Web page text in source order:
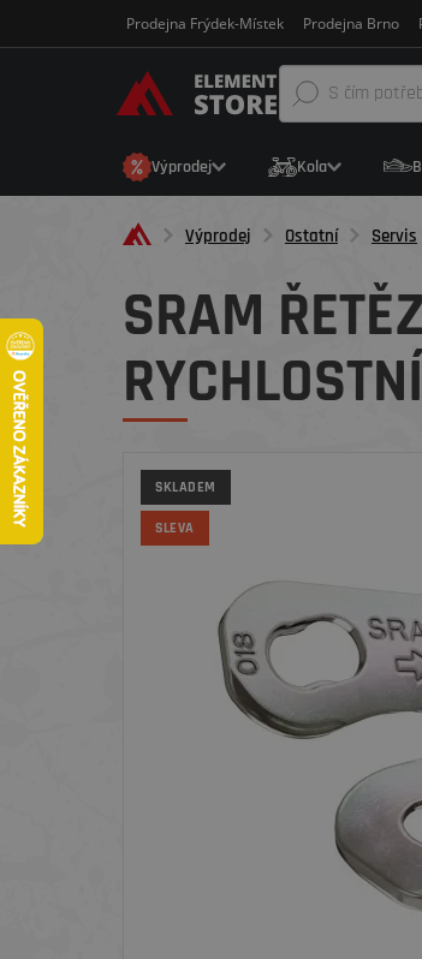
Prodejna Frýdek-Místek Prodejna Brno
Výprodej Kola
Výprodej Ostatní Servis
SRAM
RYCHLOSTNÍ
SKLADEM
SLEVA